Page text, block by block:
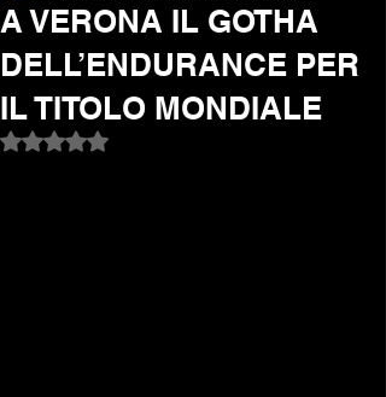
A VERONA IL GOTHA
DELL’ENDURANCE PER
IL TITOLO MONDIALE
Valutazione NaN stelle su 5.